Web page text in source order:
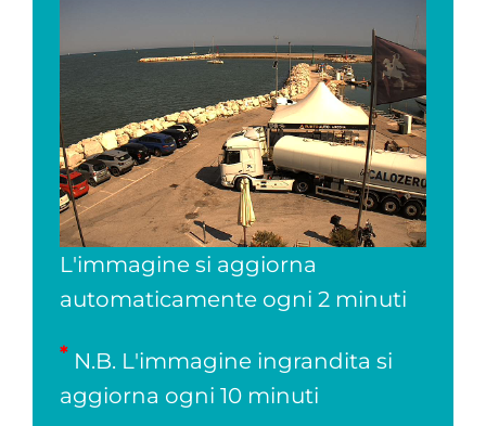
L'immagine si aggiorna
automaticamente ogni 2 minuti
* N.B. L'immagine ingrandita si
aggiorna ogni 10 minuti